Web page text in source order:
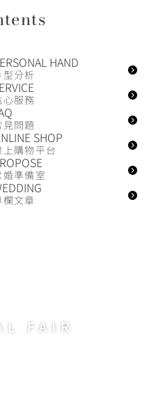
HAND
型分析
心服務
見問題
SHOP
上購物平台
婚準備室
欄文章
FAIR